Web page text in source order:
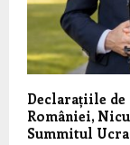
Declarațiile de
României,
Summitul